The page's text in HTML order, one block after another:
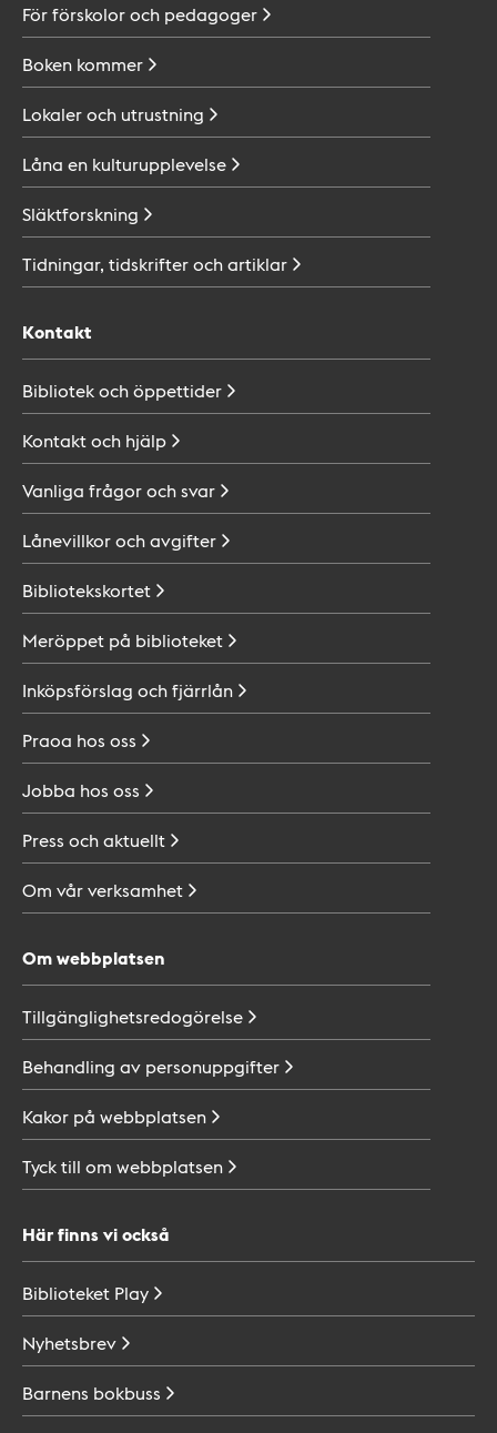
För förskolor och pedagoger
Boken kommer
Lokaler och utrustning
Låna en kulturupplevelse
Släktforskning
Tidningar, tidskrifter ochartiklar
Kontakt
Bibliotek ochöppettider
Kontakt och hjälp
Vanliga frågor ochsvar
Lånevillkor ochavgifter
Bibliotekskortet
Meröppet på biblioteket
Inköpsförslag ochfjärrlån
Praoa hos oss
Jobba hos oss
Press ochaktuellt
Om vårverksamhet
Om webbplatsen
Tillgänglighetsredogörelse
Behandling av personuppgifter
Kakor på webbplatsen
Tyck till om webbplatsen
Här finns vi också
Biblioteket Play
Nyhetsbrev
Barnens bokbuss